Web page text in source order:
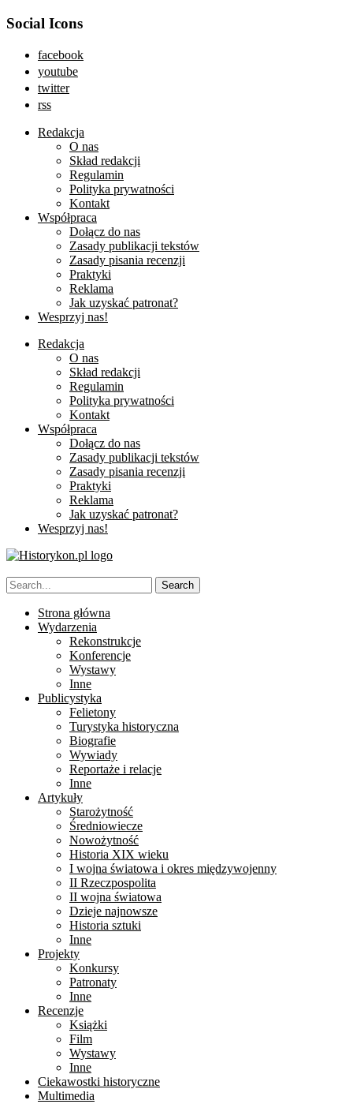
Social Icons
facebook
youtube
twitter
rss
Redakcja
O nas
Skład redakcji
Regulamin
Polityka prywatności
Kontakt
Współpraca
Dołącz do nas
Zasady publikacji tekstów
Zasady pisania recenzji
Praktyki
Reklama
Jak uzyskać patronat?
Wesprzyj nas!
Redakcja
O nas
Skład redakcji
Regulamin
Polityka prywatności
Kontakt
Współpraca
Dołącz do nas
Zasady publikacji tekstów
Zasady pisania recenzji
Praktyki
Reklama
Jak uzyskać patronat?
Wesprzyj nas!
Strona główna
Wydarzenia
Rekonstrukcje
Konferencje
Wystawy
Inne
Publicystyka
Felietony
Turystyka historyczna
Biografie
Wywiady
Reportaże i relacje
Inne
Artykuły
Starożytność
Średniowiecze
Nowożytność
Historia XIX wieku
I wojna światowa i okres międzywojenny
II Rzeczpospolita
II wojna światowa
Dzieje najnowsze
Historia sztuki
Inne
Projekty
Konkursy
Patronaty
Inne
Recenzje
Książki
Film
Wystawy
Inne
Ciekawostki historyczne
Multimedia